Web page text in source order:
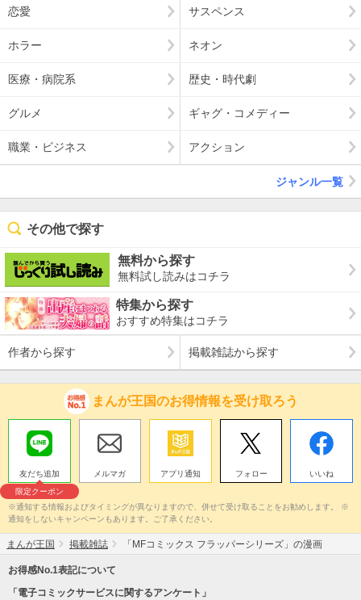
恋愛 サスペンス
ホラー ネオン
医療・病院系 歴史・時代劇
グルメ ギャグ・コメディー
職業・ビジネス アクション
ジャンル一覧
その他で探す
無料から探す
無料試し読みはコチラ
特集から探す
おすすめ特集はコチラ
作者から探す 掲載雑誌から探す
まんが王国のお得情報を受け取ろう
友だち追加
限定クーポン
メルマガ アプリ通知 フォロー いいね
※通知する情報およびタイミングが異なりますので、併せて受け取ることをお勧めします。 ※
通知をしないキャンペーンもあります。ご了承ください。
まんが王国 掲載雑誌 「MFコミックス フラッパーシリーズ」の漫画
お得感No.1表記について
「電子コミックサービスに関するアンケート」